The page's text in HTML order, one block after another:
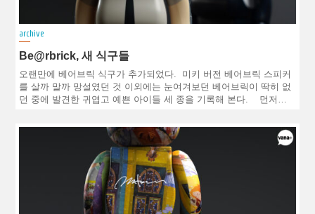
archive
Be@rbrick, 새 식구들
오랜만에 베어브릭 식구가 추가되었다. 미키 버전 베어브릭 스피커
를 살까 말까 망설였던 것 이외에는 눈여겨보던 베어브릭이 딱히 없
던 중에 발견한 귀엽고 예쁜 아이들 세 종을 기록해 본다. 먼저…